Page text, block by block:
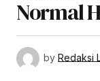
Normal
by Redaksi